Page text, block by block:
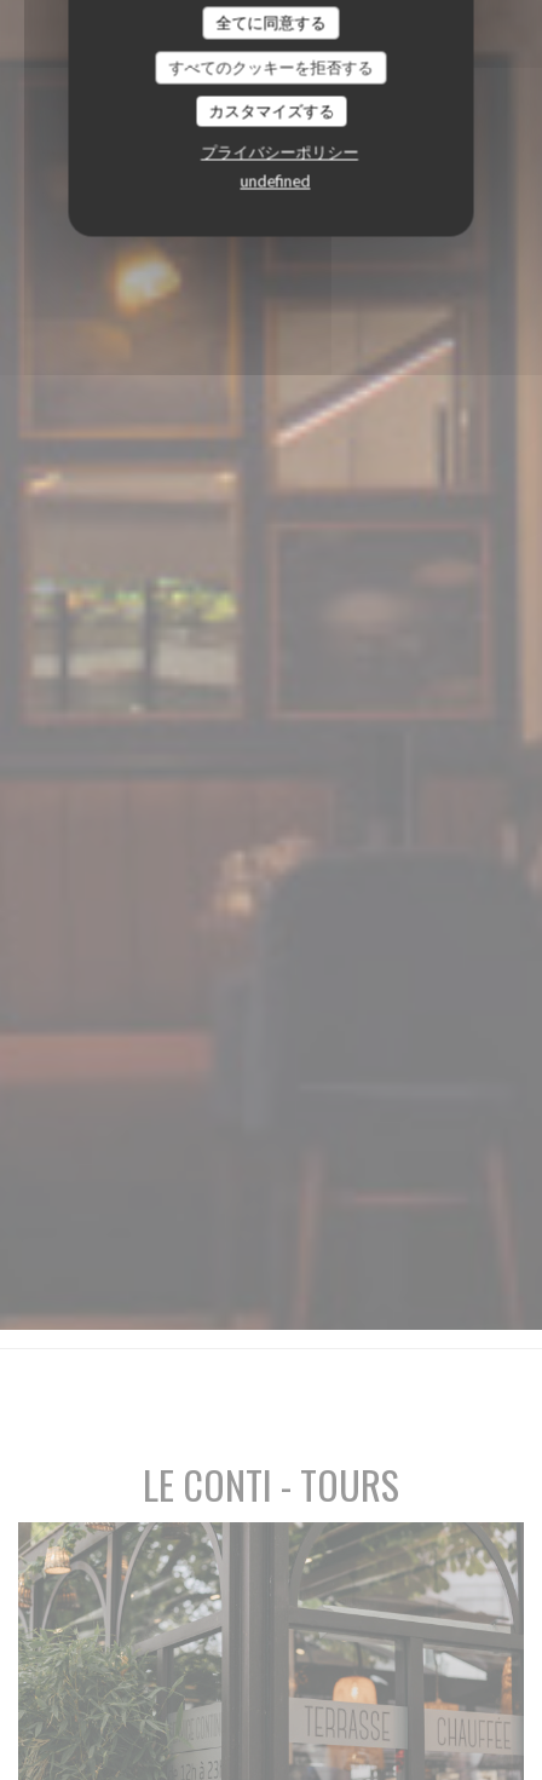
全てに同意する
すべてのクッキーを拒否する
カスタマイズする
プライバシーポリシー
undefined
LE CONTI - TOURS